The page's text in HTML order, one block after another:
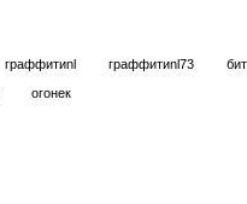
граффитиnl граффитиnl73
огонек